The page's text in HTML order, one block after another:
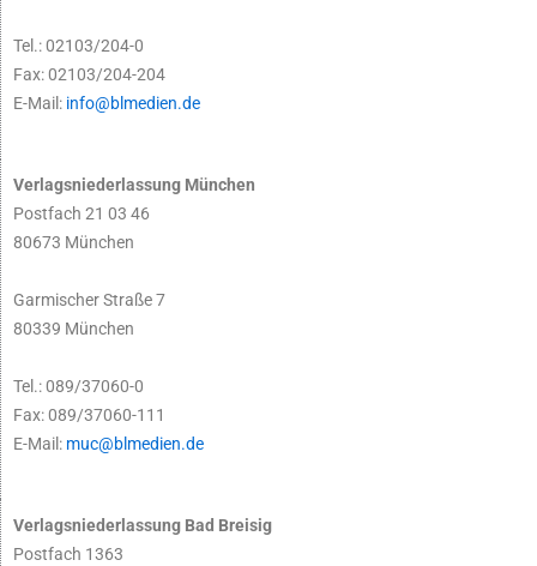
Tel.: 02103/204-0
Fax: 02103/204-204
E-Mail: info@blmedien.de
Verlagsniederlassung München
Postfach 21 03 46
80673 München
Garmischer Straße 7
80339 München
Tel.: 089/37060-0
Fax: 089/37060-111
E-Mail: muc@blmedien.de
Verlagsniederlassung Bad Breisig
Postfach 1363